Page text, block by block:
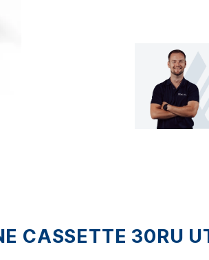
CASSETTE 30RU